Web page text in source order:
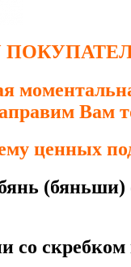
Вам
ценных
(бяньши)
скребком